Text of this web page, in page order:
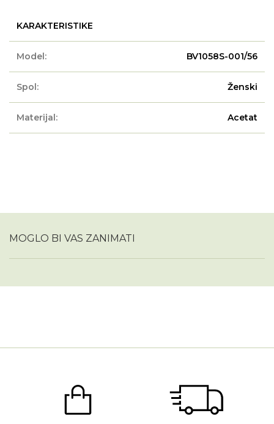
KARAKTERISTIKE
Model: BV1058S-001/56
Spol: Ženski
Materijal: Acetat
MOGLO BI VAS ZANIMATI